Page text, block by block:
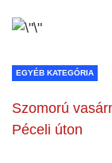
EGYÉB KATEGÓRIA
Szomorú
Péceli úton